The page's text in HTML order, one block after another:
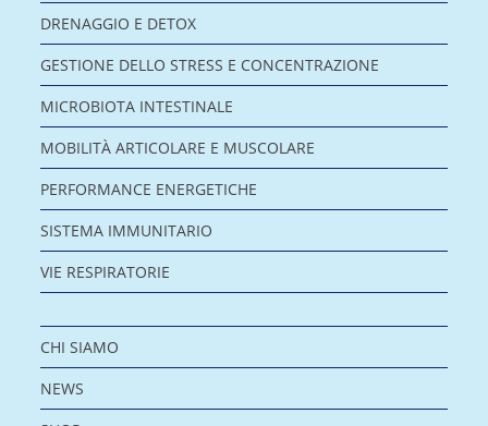
DRENAGGIO E DETOX
GESTIONE DELLO STRESS E CONCENTRAZIONE
MICROBIOTA INTESTINALE
MOBILITÀ ARTICOLARE E MUSCOLARE
PERFORMANCE ENERGETICHE
SISTEMA IMMUNITARIO
VIE RESPIRATORIE
CHI SIAMO
NEWS